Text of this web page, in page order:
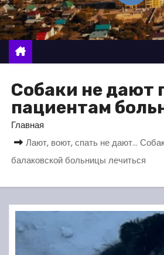
о
м
у
Собаки не дают
пациентам
Главная
Лают, воют, спать не дают…
балаковской больницы лечиться